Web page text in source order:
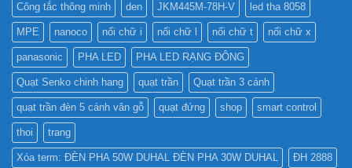
Công tắc thông minh den JKM445M-78H-V led tha 8058
MPE nanoco nối chữ i nối chữ l nối chữ t nối chữ x
panasonic PHA LED PHA LED RẠNG ĐÔNG
Quạt Senko chinh hang quạt trần Quạt trần 3 cánh
quạt trần đèn 5 cánh vân gỗ quạt đứng shop smart control
thoi trang
Xóa term: ĐÈN PHA 50W DUHAL ĐÈN PHA 30W DUHAL ĐH 2888